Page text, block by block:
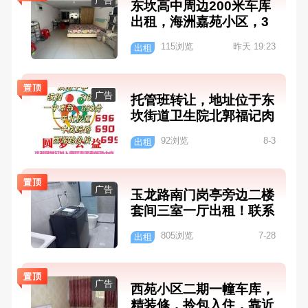
东坎高中周边200米车库
出租，海洲嘉苑小区，3
付 联系电话：19291944
出租 115浏览 昨天 19:23
广告
托管班转让，地址位于东
坎街道卫生院北郭福记肉
备齐全，接手可以直接营
61毛老师
出租 92浏览 8-3
广告
玉龙路南门岗亭旁边二楼
套间三室一厅出租！联系
出租 805浏览 7-28
广告
西苑小区二期一幢车库，
精装修，拎包入住，靠近